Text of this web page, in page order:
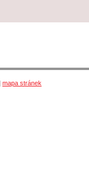
mapa stránek